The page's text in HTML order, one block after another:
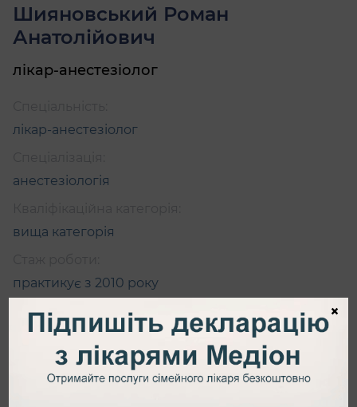
Шияновський Роман
Анатолійович
лікар-анестезіолог
лікар-анестезіолог
анестезіологія
вища категорія
практикує з 2010 року
Загальна інформація
×